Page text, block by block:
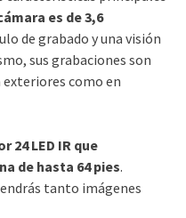
es de 3,6
de grabado y una visión
sus grabaciones son
como en
24 LED IR que
de hasta 64 pies.
tanto imágenes